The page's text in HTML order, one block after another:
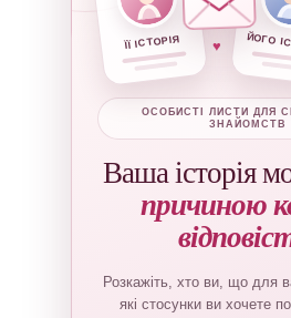
ЇЇ ІСТОРІЯ ЙОГО
♥
ОСОБИСТІ ЛИСТИ ДЛЯ
ЗНАЙОМСТВ
Ваша історія
причиною
Розкажіть, хто ви, що для
які стосунки ви хочете